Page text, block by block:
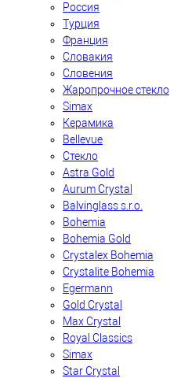
Россия
Турция
Франция
Словакия
Словения
Жаропрочное стекло
Simax
Керамика
Bellevue
Стекло
Astra Gold
Aurum Crystal
Balvinglass s.r.o.
Bohemia
Bohemia Gold
Crystalex Bohemia
Crystalite Bohemia
Egermann
Gold Crystal
Max Crystal
Royal Classics
Simax
Star Crystal